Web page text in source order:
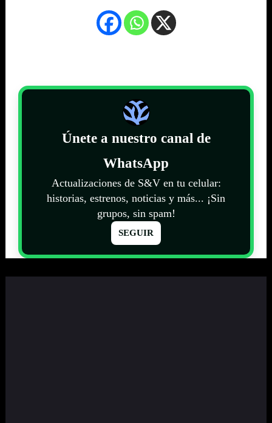
Únete a nuestro canal de
WhatsApp
Actualizaciones de S&V en tu celular:
historias, estrenos, noticias y más... ¡Sin
grupos, sin spam!
SEGUIR